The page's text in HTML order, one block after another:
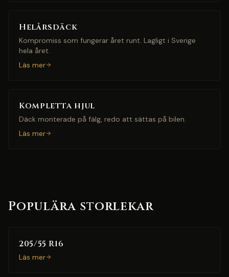
Helårsdäck
Kompromiss som fungerar året runt. Lagligt i Sverige
hela året.
Läs mer
Kompletta hjul
Däck monterade på fälg, redo att sättas på bilen.
Läs mer
Populära storlekar
205/55 R16
Läs mer